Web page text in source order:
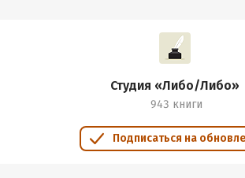
Студия «Либо/Либо»
943 книги
Подписаться на